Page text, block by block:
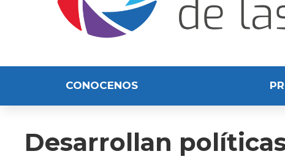
CONOCENOS
Desarrollan